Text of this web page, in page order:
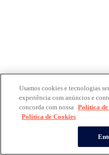
Usamos cookies e tecnologias
experiência com anúncios e
concorda com nossa Política
Política de Cookies